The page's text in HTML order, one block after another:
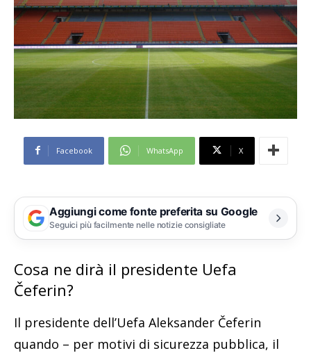
Facebook WhatsApp X
Aggiungi come fonte preferita su Google
Seguici più facilmente nelle notizie consigliate
Cosa ne dirà il presidente Uefa
Čeferin?
Il presidente dell’Uefa Aleksander Čeferin
quando – per motivi di sicurezza pubblica, il